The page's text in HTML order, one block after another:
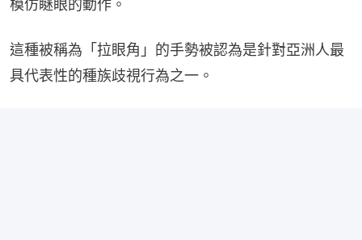
模仿瞇眼的動作。
這種被稱為「拉眼角」的手勢被認為是針對亞洲人最
具代表性的種族歧視行為之一。